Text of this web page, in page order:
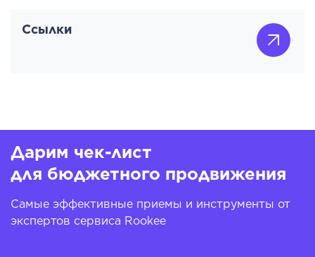
Ссылки
Дарим чек-лист
для бюджетного продвижения
Самые эффективные приемы и инструменты от
экспертов сервиса Rookee